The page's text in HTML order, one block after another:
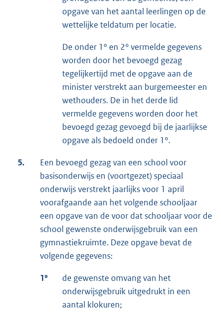
opgave van het aantal leerlingen op de
wettelijke teldatum per locatie.
De onder 1° en 2° vermelde gegevens
worden door het bevoegd gezag
tegelijkertijd met de opgave aan de
minister verstrekt aan burgemeester en
wethouders. De in het derde lid
vermelde gegevens worden door het
bevoegd gezag gevoegd bij de jaarlijkse
opgave als bedoeld onder 1°.
5.
Een bevoegd gezag van een school voor
basisonderwijs en (voortgezet) speciaal
onderwijs verstrekt jaarlijks voor 1 april
voorafgaande aan het volgende schooljaar
een opgave van de voor dat schooljaar voor de
school gewenste onderwijsgebruik van een
gymnastiekruimte. Deze opgave bevat de
volgende gegevens:
1°
de gewenste omvang van het
onderwijsgebruik uitgedrukt in een
aantal klokuren;